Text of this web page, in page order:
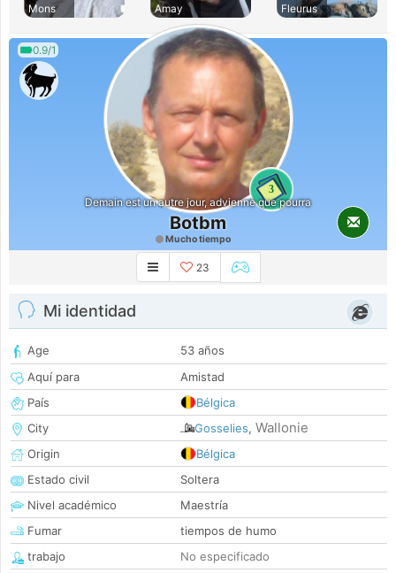
Mons
Amay
Fleurus
0.9/1
3
Demain est un autre jour, advienne que pourra
Botbm
Mucho tiempo
23
Mi identidad
Age
53 años
Aquí para
Amistad
País
Bélgica
City
Gosselies, Wallonie
Origin
Bélgica
Estado civil
Soltera
Nivel académico
Maestría
Fumar
tiempos de humo
trabajo
No especificado